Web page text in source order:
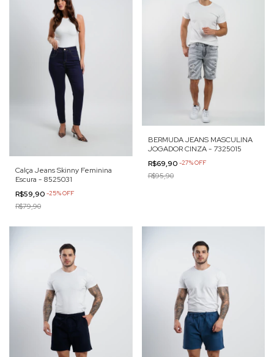
Calça Jeans Skinny Feminina
Escura - 8525031
R$59,90 -25%OFF
R$79,90
BERMUDA JEANS MASCULINA
JOGADOR CINZA - 7325015
R$69,90 -27%OFF
R$95,90